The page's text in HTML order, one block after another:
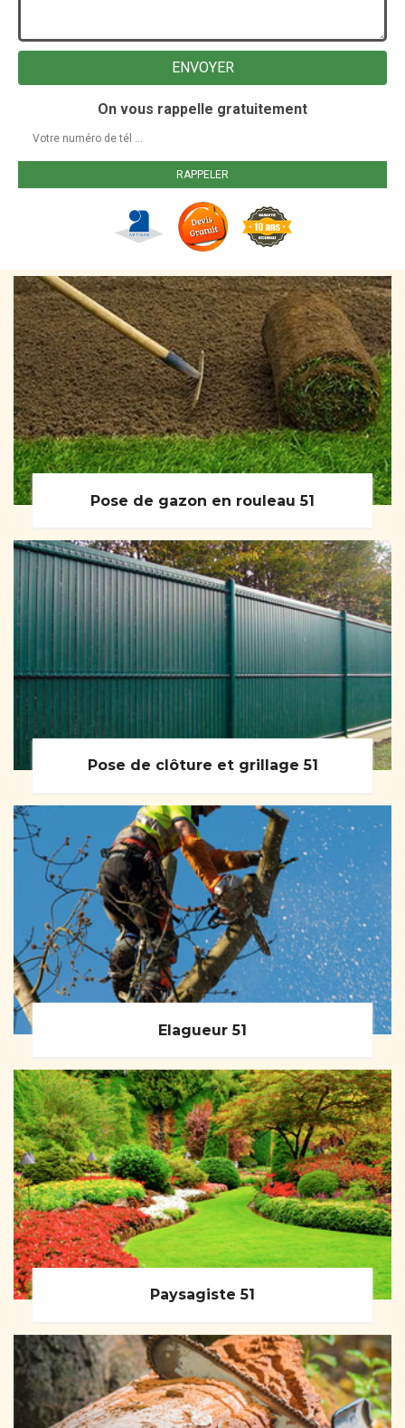
On vous rappelle gratuitement
Pose de gazon en rouleau 51
Pose de clôture et grillage 51
Elagueur 51
Paysagiste 51